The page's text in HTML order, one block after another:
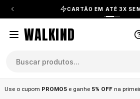
CARTÃO EM ATÉ 3X
WALKIND
Use o cupom PROMO5 e ganhe 5% OFF na